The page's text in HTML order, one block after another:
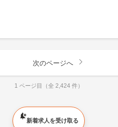
次のページへ
1 ページ目（全 2,424 件）
新着求人を受け取る